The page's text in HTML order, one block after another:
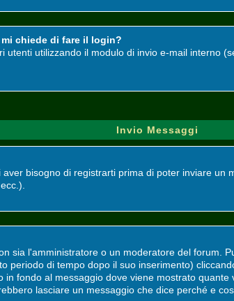
chiede di fare il login?
utilizzando il modulo di invio e-mail interno
Invio Messaggi
bisogno di registrarti prima di poter inviare
sia l'amministratore o un moderatore del forum.
periodo di tempo dopo il suo inserimento)
fondo al messaggio dove viene mostrato
lasciare un messaggio che dice perché e